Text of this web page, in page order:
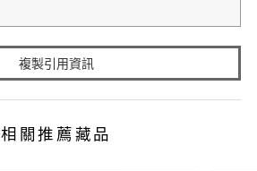
複製引用資訊
相關推薦藏品